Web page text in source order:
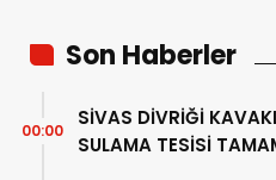
Son Haberler
SİVAS DİVRİĞİ
SULAMA TESİSİ
00:00